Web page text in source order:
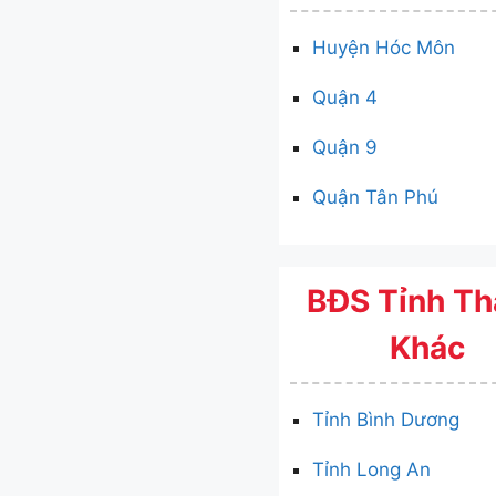
Huyện Hóc Môn
Quận 4
Quận 9
Quận Tân Phú
BĐS Tỉnh
Khác
Tỉnh Bình Dương
Tỉnh Long An